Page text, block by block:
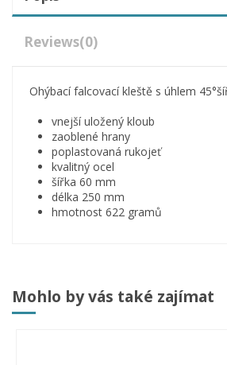
Reviews(0)
Ohýbací falcovací kleště s úhlem
vnejší uložený kloub
zaoblené hrany
poplastovaná rukojeť
kvalitný ocel
šířka 60 mm
délka 250 mm
hmotnost 622 gramů
Mohlo by vás také zajímat